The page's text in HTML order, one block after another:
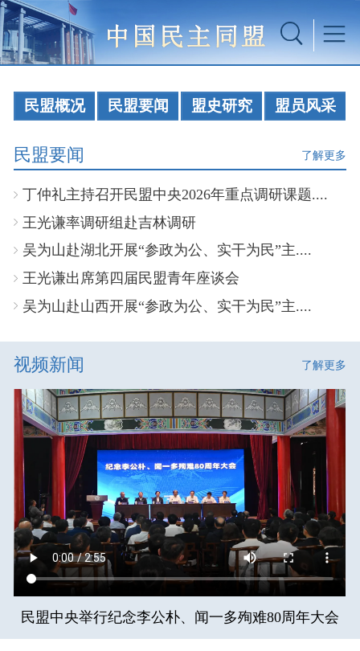
民盟概况 民盟要闻 盟史研究 盟员风采
民盟要闻 了解更多
丁仲礼主持召开民盟中央2026年重点调研课题....
王光谦率调研组赴吉林调研
吴为山赴湖北开展“参政为公、实干为民”主....
王光谦出席第四届民盟青年座谈会
吴为山赴山西开展“参政为公、实干为民”主....
视频新闻 了解更多
民盟中央举行纪念李公朴、闻一多殉难80周年大会